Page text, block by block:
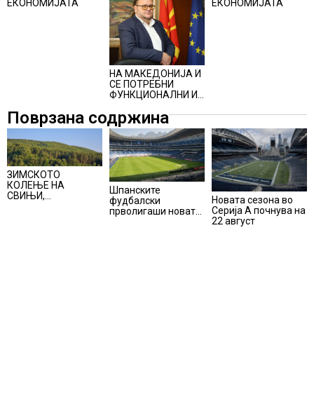
ЕКОНОМИЈАТА
НА МАКЕДОНИЈА Ѝ
СЕ ПОТРЕБНИ
ФУНКЦИОНАЛНИ И
КУЛТУРНИ
ИНДУСТРИИ
ЕКОНОМИЈАТА
Поврзана содржина
ЗИМСКОТО
КОЛЕЊЕ НА
СВИЊИ,
Шпанските
фудбалски
прволигаши новата
Новата сезона во
Серија А почнува на
22 август